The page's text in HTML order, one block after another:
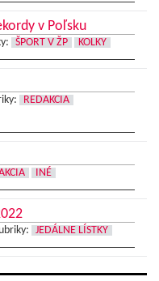
v Poľsku
ŠPORT V ŽP KOLKY
REDAKCIA
INÉ
JEDÁLNE LÍSTKY